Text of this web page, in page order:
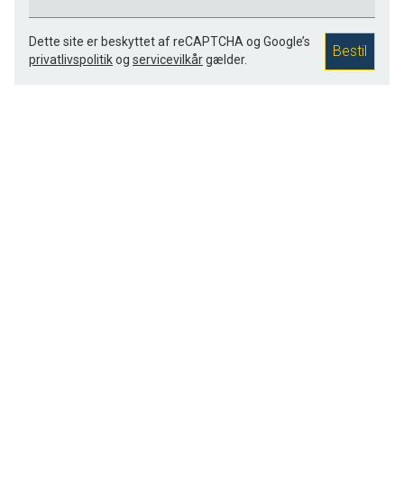
Dette site er beskyttet af reCAPTCHA og Google’s
privatlivspolitikog servicevilkårgælder. Bestil